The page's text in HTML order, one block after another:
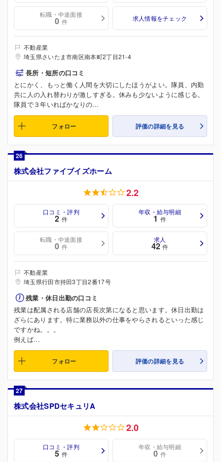
転職・中途面接
0 件 求人情報をチェック
不動産業
埼玉県さいたま市南区南本町2丁目21-4
長所・短所の口コミ
とにかく、もっと働く人間を大切にしたほうがよい。隊員、内勤
共に人の入れ替わりが激しすぎる。休みも少ないように感じる。
隊員で３年いればかなりの...
フォロー 評価の詳細を見る
26
株式会社ファイブイズホーム
2.2
口コミ・評判
2 件
年収・給与明細
1 件
転職・中途面接
0 件
求人
42 件
不動産業
埼玉県行田市持田3丁目2番17号
残業・休日出勤の口コミ
残業は配属される店舗の店長次第になると思います。休日出勤は
ざらにあります。特に業務以外の仕事をやらされるといった感じ
ですかね。。。
例えば...
フォロー 評価の詳細を見る
27
株式会社SPDセキュリA
2.0
口コミ・評判
5 件
年収・給与明細
0 件